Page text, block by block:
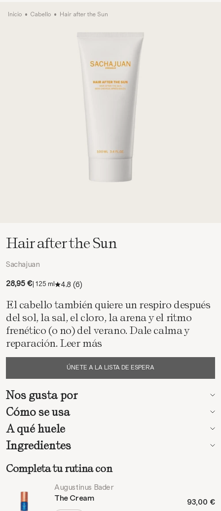
Inicio • Cabello • Hair after the Sun
Hair after the Sun
Sachajuan
Precio de oferta
28,95 €| 125 ml 4.8 (6)
El cabello también quiere un respiro después
del sol, la sal, el cloro, la arena y el ritmo
frenético (o no) del verano. Dale calma y
reparación. Leer más
ÚNETE A LA LISTA DE ESPERA
Nos gusta por
Cómo se usa
A qué huele
Ingredientes
Completa tu rutina con
Augustinus Bader
The Cream
93,00 €